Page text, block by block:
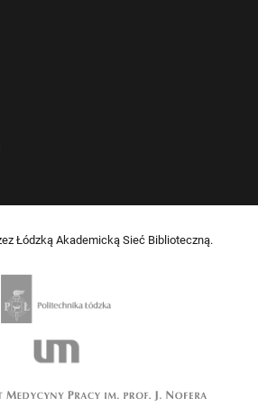
Łódzką Akademicką Sieć Biblioteczną.